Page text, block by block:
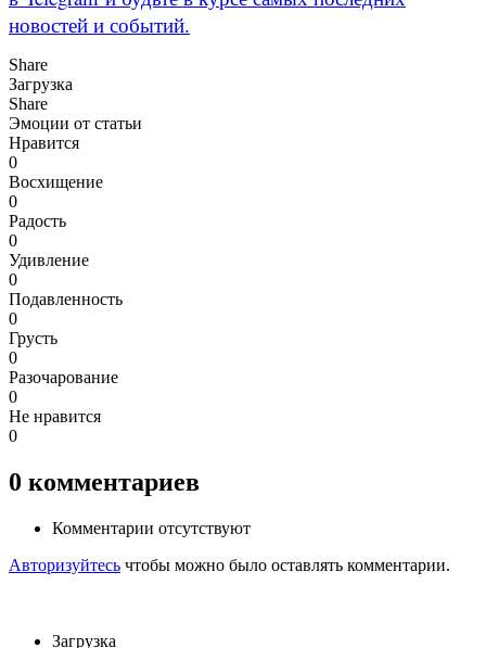
новостей и событий.
Share
Загрузка
Share
Эмоции от статьи
Нравится
0
Восхищение
0
Радость
0
Удивление
0
Подавленность
0
Грусть
0
Разочарование
0
Не нравится
0
0 комментариев
Комментарии отсутствуют
Авторизуйтесь чтобы можно было оставлять комментарии.
Загрузка